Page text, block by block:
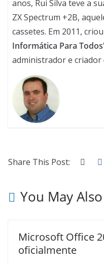
anos, Rui Silva teve a
ZX Spectrum +2B,
cassetes. Em 2011,
Informática Para Todos
administrador e criador
Share This Post:
You May
Microsoft Office
oficialmente